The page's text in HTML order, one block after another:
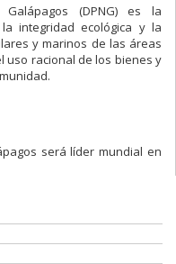
(DPNG) es la
integridad ecológica y la
y marinos de las áreas
uso racional de los bienes y
será líder mundial en